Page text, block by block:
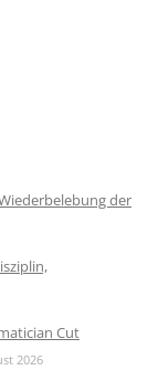
der
Cut
2026